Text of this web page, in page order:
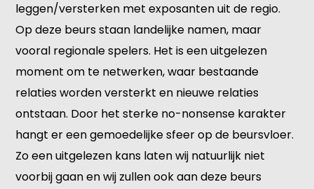
leggen/versterken met exposanten uit de regio.
Op deze beurs staan landelijke namen, maar
vooral regionale spelers. Het is een uitgelezen
moment om te netwerken, waar bestaande
relaties worden versterkt en nieuwe relaties
ontstaan. Door het sterke no-nonsense karakter
hangt er een gemoedelijke sfeer op de beursvloer.
Zo een uitgelezen kans laten wij natuurlijk niet
voorbij gaan en wij zullen ook aan deze beurs